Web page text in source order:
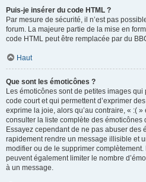
Puis-je insérer du code HTML ?
Par mesure de sécurité, il n’est pas
forum. La majeure partie de la mise en
code HTML peut être remplacée par du
Haut
Que sont les émoticônes ?
Les émoticônes sont de petites images
code court et qui permettent d’exprimer
exprime la joie, alors qu’au contraire, « :(
consulter la liste complète des
Essayez cependant de ne pas abuser des
rapidement rendre un message illisible et
modifier ou de le supprimer
peuvent également limiter le nombre
à un message.